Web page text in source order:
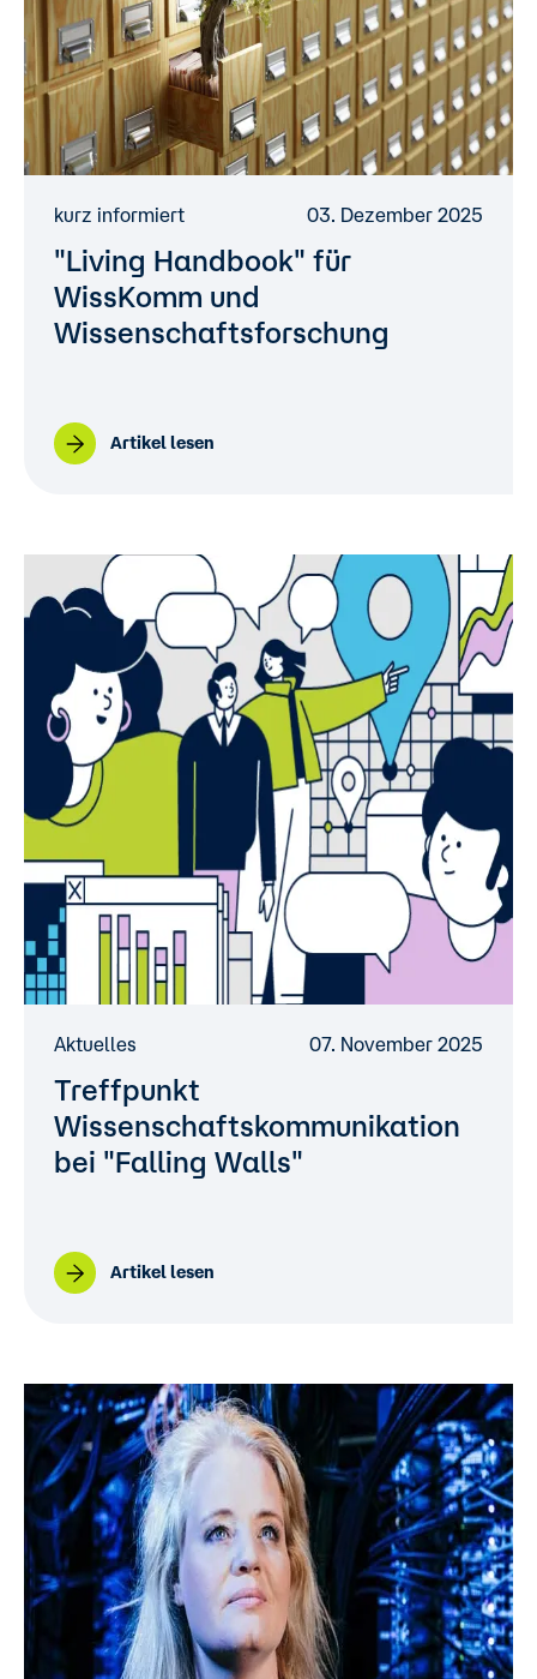
kurz informiert 03. Dezember 2025
"Living Handbook" für
WissKomm und
Wissenschaftsforschung
Artikel lesen
Aktuelles 07. November 2025
Treffpunkt
Wissenschaftskommunikation
bei "Falling Walls"
Artikel lesen